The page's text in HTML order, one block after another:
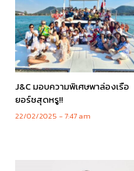
J&C มอบความพิเศษพาล่องเรือ
ยอร์ชสุดหรู!!
22/02/2025 7:47 am